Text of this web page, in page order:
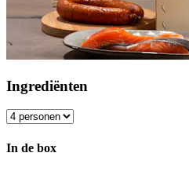
Ingrediënten
In de box